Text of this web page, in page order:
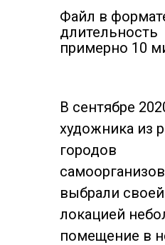
Файл в
длительность
примерно 10
В сентябре
художника из
городов
выбрали
локацией
помещение в